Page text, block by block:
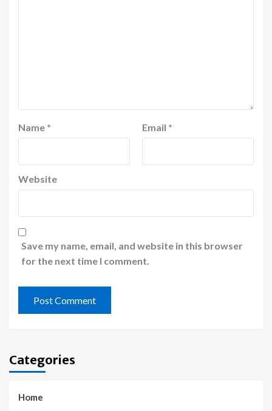
Name * Email *
Website
Save my name, email, and website in this browser
for the next time I comment.
Categories
Home